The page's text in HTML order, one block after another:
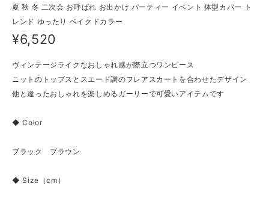
夏 秋 冬 二次会 お呼ばれ お出かけ パーティー イベント 体型カバー ト
レンド ゆったり ベイクドカラー
¥6,520
ヴィンテージライクなおしゃれ感が際立つワンピース
ニットのトップスとスエード調のフレアスカートを合わせたデザイン
他と違ったおしゃれを楽しめるガーリーで可愛いアイテムです
◆ Color
ブラック ブラウン
◆ Size（cm）